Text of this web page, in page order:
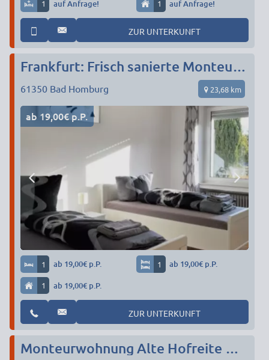
1 auf Anfrage! 1 auf Anfrage!
ZUR UNTERKUNFT
Frankfurt: Frisch sanierte Monteurwohnung: Parkplatz + TV + WLAN + Vollausstattung
61350 Bad Homburg 23,68 km
ab 19,00€ p.P.
1 ab 19,00€ p.P. 1 ab 19,00€ p.P.
1 ab 19,00€ p.P.
ZUR UNTERKUNFT
Monteurwohnung Alte Hofreite Ober-Mörlen